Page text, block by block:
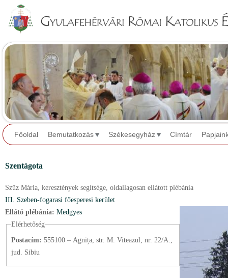
Főoldal Bemutatkozás Székesegyház Címtár
Szentágota
Szűz Mária, keresztények segítsége, oldallagosan ellátott plébánia
III. Szeben-fogarasi főesperesi kerület
Ellátó plébánia: Medgyes
Elérhetőség
Postacím: 555100 – Agnița, str. M. Viteazul, nr. 22/A.,
jud. Sibiu